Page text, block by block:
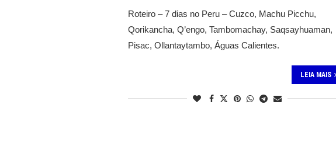
Roteiro – 7 dias no Peru – Cuzco, Machu Picchu,
Qorikancha, Q’engo, Tambomachay, Saqsayhuaman,
Pisac, Ollantaytambo, Águas Calientes.
LEIA MAIS